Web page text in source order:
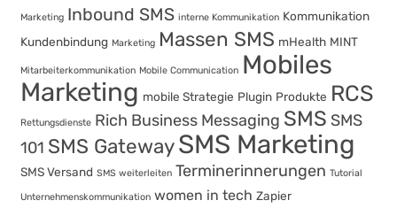
Marketing Inbound SMS interne Kommunikation Kommunikation
Kundenbindung Marketing Massen SMS mHealth MINT
Mitarbeiterkommunikation Mobile Communication Mobiles
Marketing mobile Strategie Plugin Produkte RCS
Rettungsdienste Rich Business Messaging SMS SMS
101 SMS Gateway SMS Marketing
SMS Versand SMS weiterleiten Terminerinnerungen Tutorial
Unternehmenskommunikation women in tech Zapier